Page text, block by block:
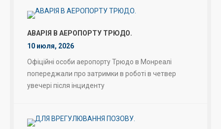
АВАРІЯ В АЕРОПОРТУ ТРЮДО.
10 июля, 2026
Офіційні особи аеропорту Трюдо в Монреалі
попереджали про затримки в роботі в четвер
увечері після інциденту